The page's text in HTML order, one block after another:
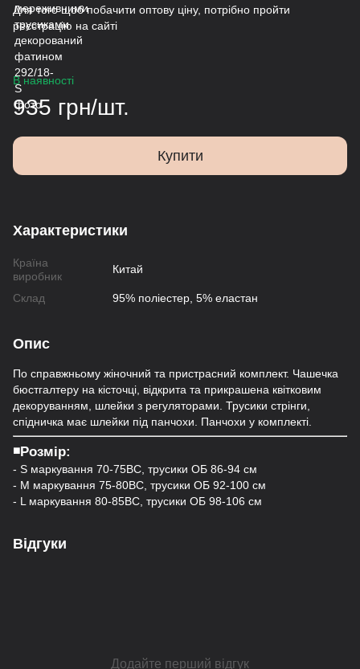
Для того щоб побачити оптову ціну, потрібно пройти
реєстрацію на сайті
В наявності
935 грн/шт.
Купити
Характеристики
Країна
виробник
Китай
Склад 95% поліестер, 5% еластан
Опис
По справжньому жіночний та пристрасний комплект. Чашечка
бюстгалтеру на кісточці, відкрита та прикрашена квітковим
декоруванням, шлейки з регуляторами. Трусики стрінги,
спідничка має шлейки під панчохи. Панчохи у комплекті.
◾️Розмір:
- S маркування 70-75ВС, трусики ОБ 86-94 см
- M маркування 75-80ВС, трусики ОБ 92-100 см
- L маркування 80-85BC, трусики ОБ 98-106 см
Відгуки
Додайте перший відгук